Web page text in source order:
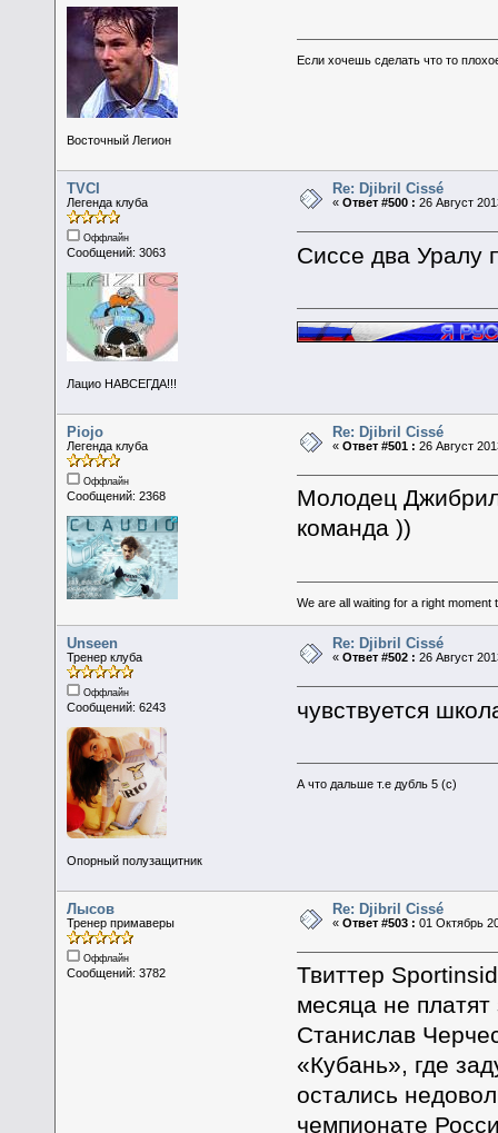
Восточный Легион
Если хочешь сделать что то
TVCI
Легенда клуба
Оффлайн
Сообщений: 3063
Лацио НАВСЕГДА!!!
Re: Djibril Cissé
«Ответ #500 : 26 Август
Сиссе два Уралу
Piojo
Легенда клуба
Оффлайн
Сообщений: 2368
Re: Djibril Cissé
«Ответ #501 : 26 Август
Молодец
команда ))
We are all waiting for a right moment
Unseen
Тренер клуба
Оффлайн
Сообщений: 6243
Опорный полузащитник
Re: Djibril Cissé
«Ответ #502 : 26 Август
чувствуется
А что дальше т.е дубль 5 (с)
Лысов
Тренер примаверы
Оффлайн
Сообщений: 3782
Re: Djibril Cissé
«Ответ #503 : 01 Октябрь
Твиттер
месяца не
Станислав
«Кубань», где
остались
чемпионате